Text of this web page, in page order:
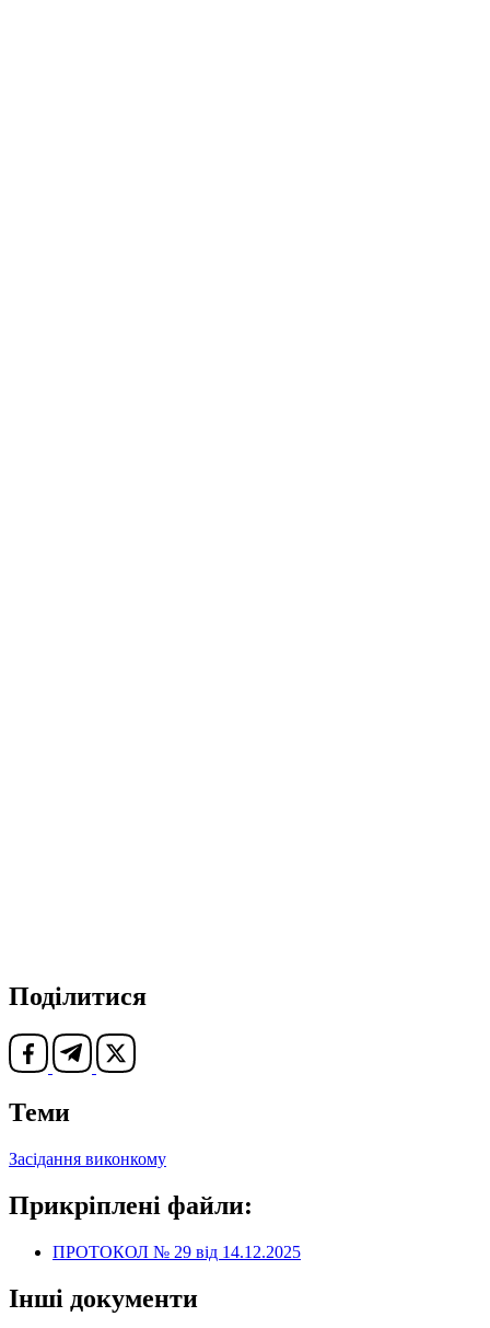
Поділитися
Теми
Засідання виконкому
Прикріплені файли:
ПРОТОКОЛ № 29 від 14.12.2025
Інші документи